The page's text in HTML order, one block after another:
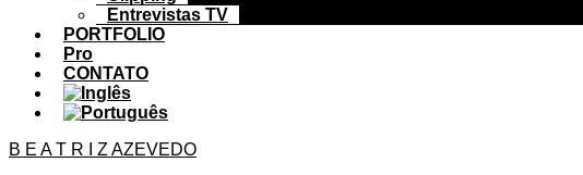
Entrevistas TV
PORTFOLIO
Pro
CONTATO
B E A T R I Z AZEVEDO